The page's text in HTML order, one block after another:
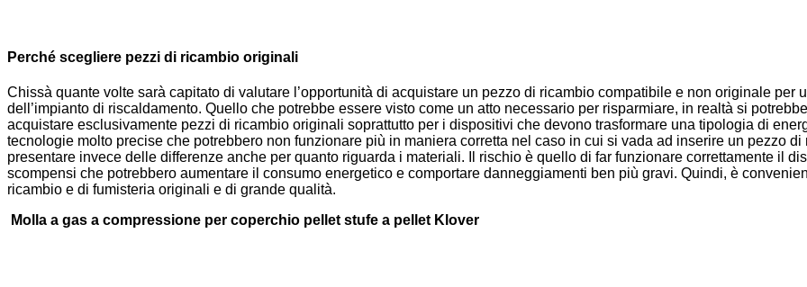
Perché scegliere pezzi di ricambio originali
Chissà quante volte sarà capitato di valutare l’opportunità di acquistare un pezzo di ricambio compatibile e non originale per
dell’impianto di riscaldamento. Quello che potrebbe essere visto come un atto necessario per risparmiare, in realtà si
acquistare esclusivamente pezzi di ricambio originali soprattutto per i dispositivi che devono trasformare una tipologia di
tecnologie molto precise che potrebbero non funzionare più in maniera corretta nel caso in cui si vada ad inserire un pezzo
presentare invece delle differenze anche per quanto riguarda i materiali. Il rischio è quello di far funzionare correttamente il
scompensi che potrebbero aumentare il consumo energetico e comportare danneggiamenti ben più gravi. Quindi, è
ricambio e di fumisteria originali e di grande qualità.
Molla a gas a compressione per coperchio pellet stufe a pellet Klover